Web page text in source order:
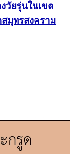
วัยรุ่นในเขต
สมุทรสงคราม